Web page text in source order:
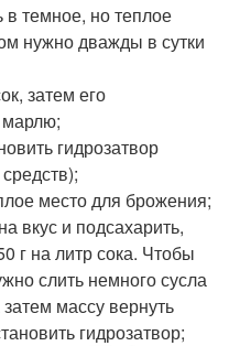
в темное, но теплое
нужно дважды в сутки
затем его
марлю;
гидрозатвор
место для брожения;
вкус и подсахарить,
г на литр сока. Чтобы
слить немного сусла
массу вернуть
гидрозатвор;